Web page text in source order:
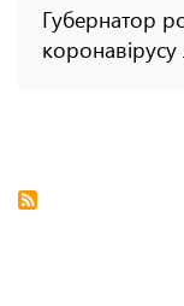
Губернатор
коронавірусу